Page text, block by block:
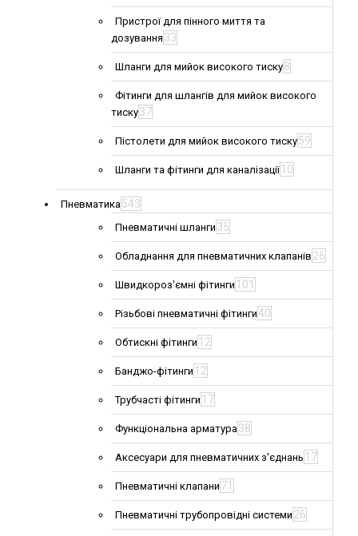
Пристрої для пінного миття та
дозування 33
Шланги для мийок високого тиску8
Фітинги для шлангів для мийок високого
тиску37
Пістолети для мийок високого тиску59
Шланги та фітинги для каналізації 10
Пневматика543
Пневматичні шланги 35
Обладнання для пневматичних клапанів 26
Швидкороз'ємні фітинги 101
Різьбові пневматичні фітинги40
Обтискні фітинги 12
Банджо-фітинги 12
Трубчасті фітинги 17
Функціональна арматура38
Аксесуари для пневматичних з'єднань 17
Пневматичні клапани 71
Пневматичні трубопровідні системи 26